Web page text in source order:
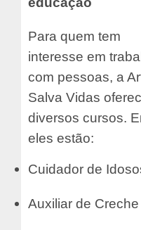
Para quem tem
interesse em
com pessoas, a
Salva Vidas
diversos cursos.
eles estão:
Cuidador de
Auxiliar de Creche